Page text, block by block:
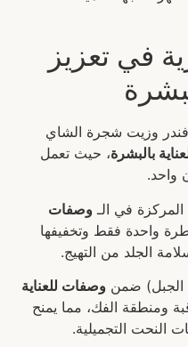
في تعزيز
وزيت شجرة الشاي
بالبشرة، حيث تعمل
واحد.
في الـ وصفات
واحدة فقط وتخفيفها
الجلد من التهيج.
الجبل) ضمن وصفات للعناية
ومنطقة الفك، مما يمنح
النحت التجميلية.